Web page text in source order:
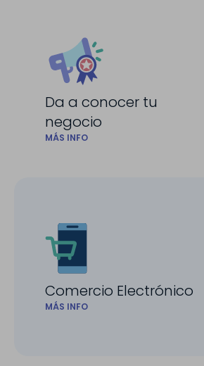
Da a conocer tu
negocio
MÁS INFO
Comercio Electrónico
MÁS INFO